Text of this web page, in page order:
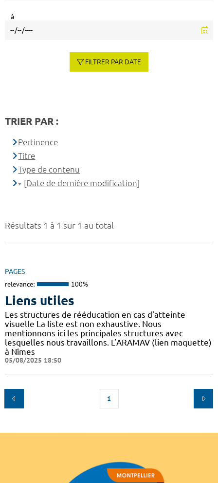
Résultats 1 à 1 sur 1 au total
PAGES
relevance: 100%
Liens utiles
Les structures de rééducation en cas d’atteinte
visuelle La liste est non exhaustive. Nous
mentionnons ici les principales structures avec
lesquelles nous travaillons. L’ARAMAV (lien maquette)
à Nîmes
05/08/2025 18:50
1
à
FILTRER PAR DATE
TRIER PAR :
Pertinence
Titre
Type de contenu
[Date de dernière modification]